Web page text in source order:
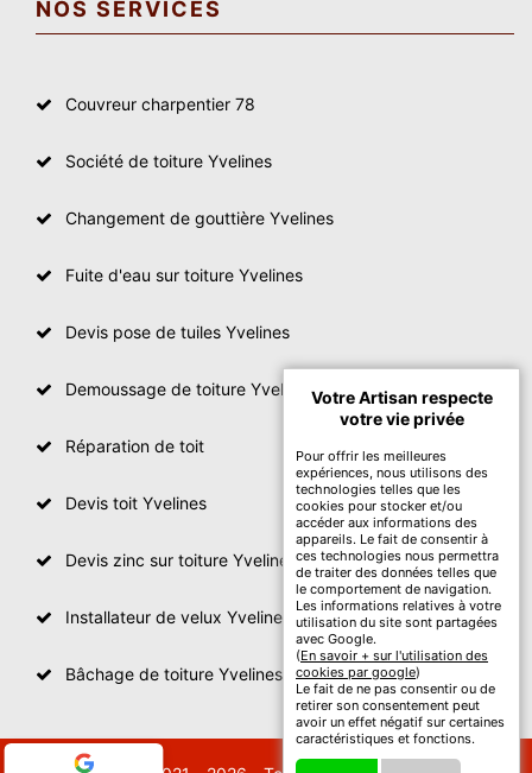
NOS SERVICES
Couvreur charpentier 78
Société de toiture Yvelines
Changement de gouttière Yvelines
Fuite d'eau sur toiture Yvelines
Devis pose de tuiles Yvelines
Demoussage de toiture Yvelines
Réparation de toit
Devis toit Yvelines
Devis zinc sur toiture Yvelines
Installateur de velux Yvelines
Bâchage de toiture Yvelines
Votre Artisan respecte
votre vie privée
Pour offrir les meilleures
expériences, nous utilisons des
technologies telles que les
cookies pour stocker et/ou
accéder aux informations des
appareils. Le fait de consentir à
ces technologies nous permettra
de traiter des données telles que
le comportement de navigation.
Les informations relatives à votre
utilisation du site sont partagées
avec Google.
(En savoir + sur l'utilisation des
cookies par google)
Le fait de ne pas consentir ou de
retirer son consentement peut
avoir un effet négatif sur certaines
caractéristiques et fonctions.